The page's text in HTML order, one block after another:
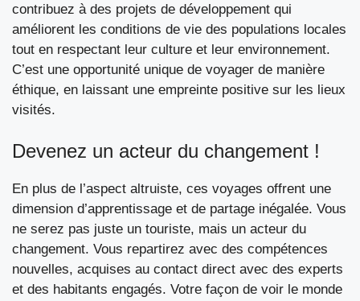
contribuez à des projets de développement qui
améliorent les conditions de vie des populations locales
tout en respectant leur culture et leur environnement.
C’est une opportunité unique de voyager de manière
éthique, en laissant une empreinte positive sur les lieux
visités.
Devenez un acteur du changement !
En plus de l’aspect altruiste, ces voyages offrent une
dimension d’apprentissage et de partage inégalée. Vous
ne serez pas juste un touriste, mais un acteur du
changement. Vous repartirez avec des compétences
nouvelles, acquises au contact direct avec des experts
et des habitants engagés. Votre façon de voir le monde